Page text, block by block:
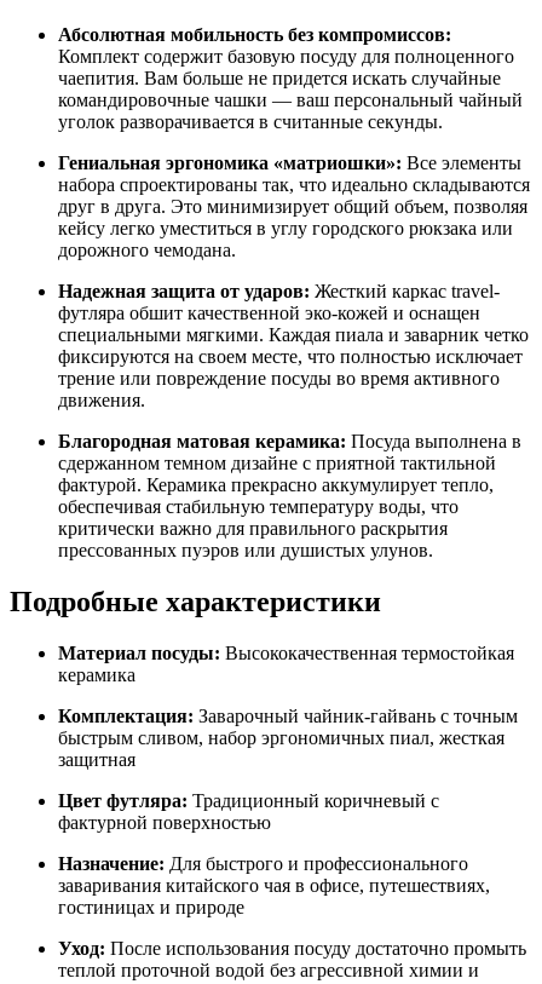
Абсолютная мобильность без компромиссов:
Комплект содержит базовую посуду для полноценного
чаепития. Вам больше не придется искать случайные
командировочные чашки — ваш персональный чайный
уголок разворачивается в считанные секунды.
Гениальная эргономика «матриошки»: Все элементы
набора спроектированы так, что идеально складываются
друг в друга. Это минимизирует общий объем, позволяя
кейсу легко уместиться в углу городского рюкзака или
дорожного чемодана.
Надежная защита от ударов: Жесткий каркас travel-
футляра обшит качественной эко-кожей и оснащен
специальными мягкими. Каждая пиала и заварник четко
фиксируются на своем месте, что полностью исключает
трение или повреждение посуды во время активного
движения.
Благородная матовая керамика: Посуда выполнена в
сдержанном темном дизайне с приятной тактильной
фактурой. Керамика прекрасно аккумулирует тепло,
обеспечивая стабильную температуру воды, что
критически важно для правильного раскрытия
прессованных пуэров или душистых улунов.
Подробные характеристики
Материал посуды: Высококачественная термостойкая
керамика
Комплектация: Заварочный чайник-гайвань с точным
быстрым сливом, набор эргономичных пиал, жесткая
защитная
Цвет футляра: Традиционный коричневый с
фактурной поверхностью
Назначение: Для быстрого и профессионального
заваривания китайского чая в офисе, путешествиях,
гостиницах и природе
Уход: После использования посуду достаточно промыть
теплой проточной водой без агрессивной химии и